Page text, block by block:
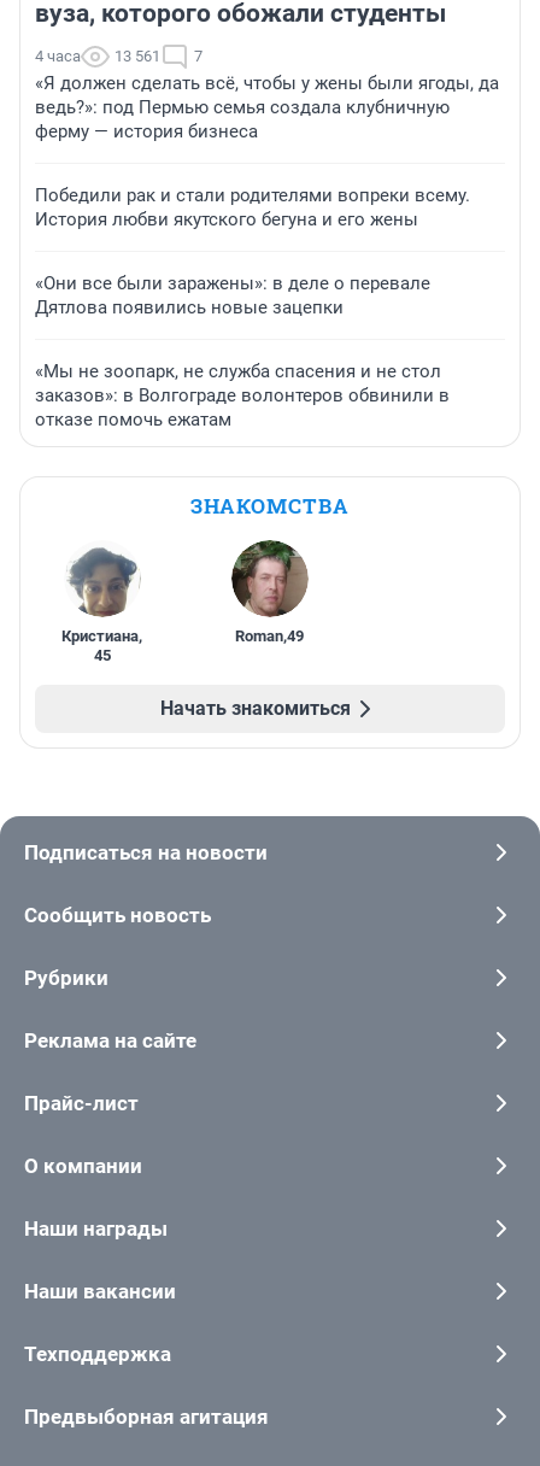
вуза, которого обожали студенты
4 часа 13 561 7
«Я должен сделать всё, чтобы у жены были ягоды, да
ведь?»: под Пермью семья создала клубничную
ферму — история бизнеса
Победили рак и стали родителями вопреки всему.
История любви якутского бегуна и его жены
«Они все были заражены»: в деле о перевале
Дятлова появились новые зацепки
«Мы не зоопарк, не служба спасения и не стол
заказов»: в Волгограде волонтеров обвинили в
отказе помочь ежатам
ЗНАКОМСТВА
Кристиана,
45
Roman,49
Начать знакомиться
Подписаться на новости
Сообщить новость
Рубрики
Реклама на сайте
Прайс-лист
О компании
Наши награды
Наши вакансии
Техподдержка
Предвыборная агитация